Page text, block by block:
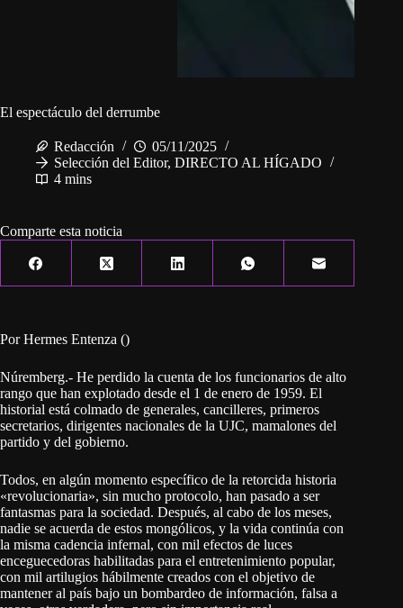
El espectáculo del derrumbe
Redacción
05/11/2025
Selección del Editor, DIRECTO AL HÍGADO
4 mins
Comparte esta noticia
Por Hermes Entenza ()
Núremberg.- He perdido la cuenta de los funcionarios de alto
rango que han explotado desde el 1 de enero de 1959. El
historial está colmado de generales, cancilleres, primeros
secretarios, dirigentes nacionales de la UJC, mamalones del
partido y del gobierno.
Todos, en algún momento específico de la retorcida historia
«revolucionaria», sin mucho protocolo, han pasado a ser
fantasmas para la sociedad. Después, al cabo de los meses,
nadie se acuerda de estos mongólicos, y la vida continúa con
la misma cadencia infernal, con mil efectos de luces
enceguecedoras habilitadas para el entretenimiento popular,
con mil artilugios hábilmente creados con el objetivo de
mantener al país bajo un bombardeo de información, falsa a